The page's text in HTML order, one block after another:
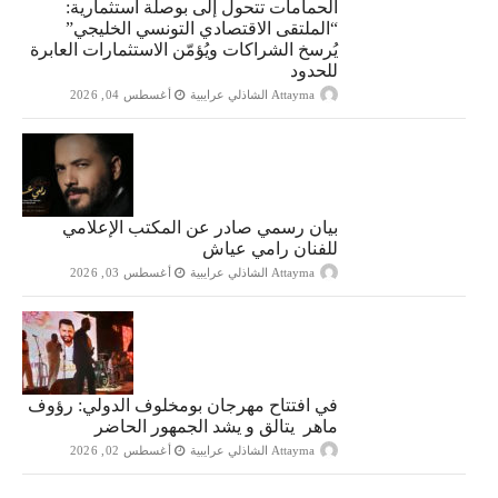
الحمامات تتحول إلى بوصلة استثمارية:
“الملتقى الاقتصادي التونسي الخليجي”
يُرسخ الشراكات ويُؤمّن الاستثمارات العابرة
للحدود
Attayma الشاذلي عرايبية أغسطس 04, 2026
بيان رسمي صادر عن المكتب الإعلامي
للفنان رامي عياش
Attayma الشاذلي عرايبية أغسطس 03, 2026
في افتتاح مهرجان بومخلوف الدولي: رؤوف
ماهر يتالق و يشد الجمهور الحاضر
Attayma الشاذلي عرايبية أغسطس 02, 2026